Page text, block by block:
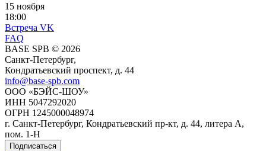
15 ноября
18:00
Встреча VK
FAQ
BASE SPB © 2026
Санкт-Петербург,
Кондратьевский проспект, д. 44
info@base-spb.com
ООО «БЭЙС-ШОУ»
ИНН 5047292020
ОГРН 1245000048974
г. Санкт-Петербург, Кондратьевский пр-кт, д. 44, литера А,
пом. 1-Н
Подписаться